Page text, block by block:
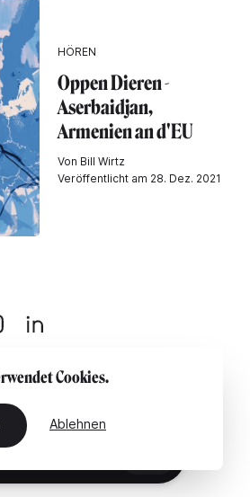
HÖREN
Oppen Dieren -
Aserbaidjan,
Armenien an d'EU
Von Bill Wirtz
Veröffentlicht am 28. Dez. 2021
Kontaktiere uns
Cookies.
Ablehnen